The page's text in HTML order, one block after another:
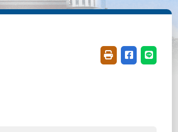
友善列印(開新視窗)
分享至臉書(
分享至